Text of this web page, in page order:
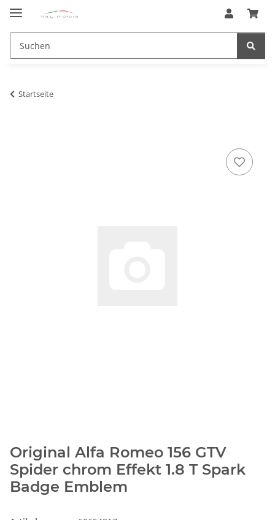
Startseite
Original Alfa Romeo 156 GTV
Spider chrom Effekt 1.8 T Spark
Badge Emblem